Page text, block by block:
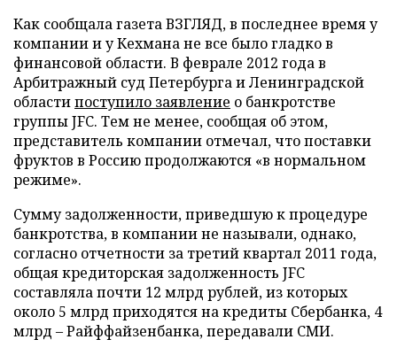
Как сообщала газета ВЗГЛЯД, в последнее время у
компании и у Кехмана не все было гладко в
финансовой области. В феврале 2012 года в
Арбитражный суд Петербурга и Ленинградской
областипоступило заявление о банкротстве
группы JFC. Тем не менее, сообщая об этом,
представитель компании отмечал, что поставки
фруктов в Россию продолжаются «в нормальном
режиме».
Сумму задолженности, приведшую к процедуре
банкротства, в компании не называли, однако,
согласно отчетности за третий квартал 2011 года,
общая кредиторская задолженность JFC
составляла почти 12 млрд рублей, из которых
около 5 млрд приходятся на кредиты Сбербанка, 4
млрд – Райффайзенбанка, передавали СМИ.